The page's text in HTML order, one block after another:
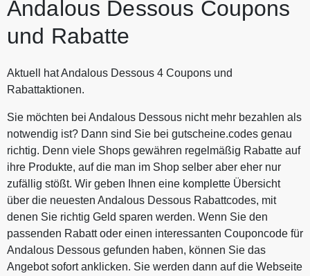
Andalous Dessous Coupons
und Rabatte
Aktuell hat Andalous Dessous 4 Coupons und
Rabattaktionen.
Sie möchten bei Andalous Dessous nicht mehr bezahlen als
notwendig ist? Dann sind Sie bei gutscheine.codes genau
richtig. Denn viele Shops gewähren regelmäßig Rabatte auf
ihre Produkte, auf die man im Shop selber aber eher nur
zufällig stößt. Wir geben Ihnen eine komplette Übersicht
über die neuesten Andalous Dessous Rabattcodes, mit
denen Sie richtig Geld sparen werden. Wenn Sie den
passenden Rabatt oder einen interessanten Couponcode für
Andalous Dessous gefunden haben, können Sie das
Angebot sofort anklicken. Sie werden dann auf die Webseite